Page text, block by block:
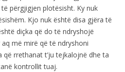
përgjigjen plotësisht. Ky nuk
Kjo nuk është disa gjëra të
diçka që do të ndryshojë
më mirë që të ndryshoni
rrethanat t’ju tejkalojnë dhe ta
kontrollit tuaj.